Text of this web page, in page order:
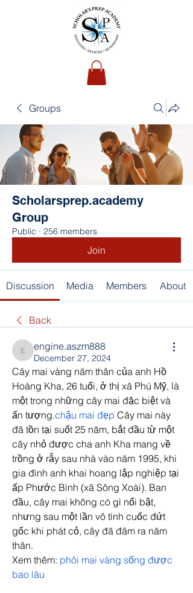
Groups
Scholarsprep.academy
Group
Public · 256 members
Join
Discussion Media Members About
Back
engine.aszm888
engine.aszm888
December 27, 2024
Cây mai vàng năm thân của anh Hồ
Hoàng Kha, 26 tuổi, ở thị xã Phú Mỹ, là
một trong những cây mai đặc biệt và
ấn tượng.chậu mai đẹp Cây mai này
đã tồn tại suốt 25 năm, bắt đầu từ một
cây nhỏ được cha anh Kha mang về
trồng ở rẫy sau nhà vào năm 1995, khi
gia đình anh khai hoang lập nghiệp tại
ấp Phước Bình (xã Sông Xoài). Ban
đầu, cây mai không có gì nổi bật,
nhưng sau một lần vô tình cuốc đứt
gốc khi phát cỏ, cây đã đâm ra năm
thân.
Xem thêm: phôi mai vàng sống được
bao lâu